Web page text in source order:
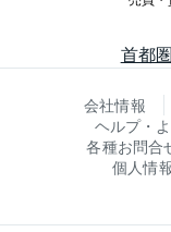
首都
会社情報
ヘルプ・
各種お問合
個人情